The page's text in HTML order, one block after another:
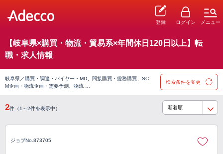
登録 ログイン メニュー
【岐阜県×購買・物流・貿易系×年間休日120日以上】転
職・求人情報
岐阜県／購買・調達・バイヤー・MD、間接購買・総務購買、SC
M企画・物流企画・需要予測、物流 …
検索条件を変更
2件（1～2件を表示中）
ジョブNo.873705